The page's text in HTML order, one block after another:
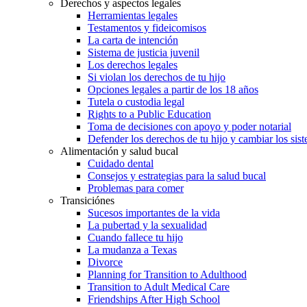
Derechos y aspectos legales
Herramientas legales
Testamentos y fideicomisos
La carta de intención
Sistema de justicia juvenil
Los derechos legales
Si violan los derechos de tu hijo
Opciones legales a partir de los 18 años
Tutela o custodia legal
Rights to a Public Education
Toma de decisiones con apoyo y poder notarial
Defender los derechos de tu hijo y cambiar los
Alimentación y salud bucal
Cuidado dental
Consejos y estrategias para la salud bucal
Problemas para comer
Transiciónes
Sucesos importantes de la vida
La pubertad y la sexualidad
Cuando fallece tu hijo
La mudanza a Texas
Divorce
Planning for Transition to Adulthood
Transition to Adult Medical Care
Friendships After High School